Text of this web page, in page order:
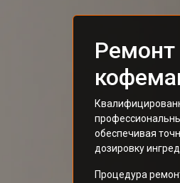
Ремонт
обеспечивая
дозировку
Процедура